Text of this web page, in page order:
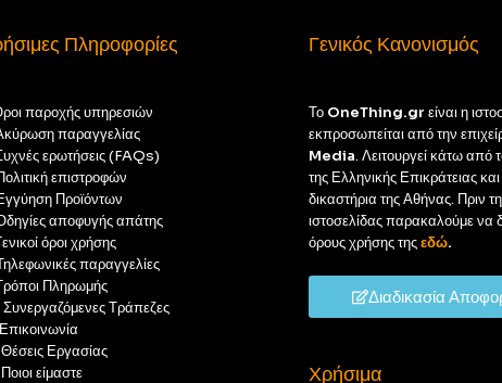
Πληροφορίες
παροχής υπηρεσιών
παραγγελίας
ερωτήσεις (FAQs)
επιστροφών
Προϊόντων
αποφυγής απάτης
όροι χρήσης
παραγγελίες
Πληρωμής
Τράπεζες
Εργασίας
είμαστε
Γενικός Κανονισμός
Το OneThing.gr είναι η
εκπροσωπείται από την
Media. Λειτουργεί κάτω από
της Ελληνικής Επικράτειας
δικαστήρια της Αθήνας. Πριν
ιστοσελίδας παρακαλούμε να
όρους χρήσης τηςεδώ.
Διαδικασία
Χρήσιμα